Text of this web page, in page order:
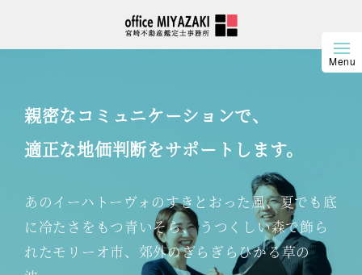
親密なコミュニケーションで、
適正な地価判断をサポートします。
あのイーハトーヴォのすきとおった風、夏でも底
に冷たさをもつ青いそら、 うつくしい森で飾ら
れたモリーオ市、郊外のぎらぎらひかる草の